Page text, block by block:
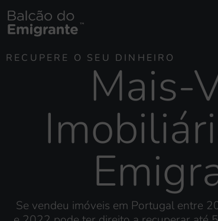
RECUPERE O SEU DINHEIRO
Mais-
Se vendeu imóveis em Portugal entre